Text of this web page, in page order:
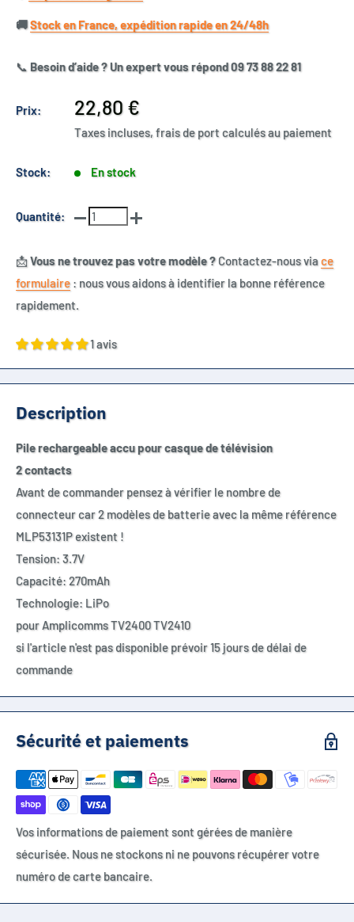
🚚​Stock en France, expédition rapide en 24/48h
📞 Besoin d’aide ? Un expert vous répond 09 73 88 22 81
Prix:
Prix
réduit
22,80 €
Taxes incluses, frais de port calculés au paiement
Stock: En stock
Quantité:
📩Vous ne trouvez pas votre modèle ?Contactez-nous viace
formulaire : nous vous aidons à identifier la bonne référence
rapidement.
1 avis
Description
Pile rechargeable accu pour casque de télévision
2 contacts
Avant de commander pensez à vérifier le nombre de
connecteur car 2 modèles de batterie avec la même référence
MLP53131P existent !
Tension: 3.7V
Capacité: 270mAh
Technologie: LiPo
pour Amplicomms TV2400 TV2410
si l'article n'est pas disponible prévoir 15 jours de délai de
commande
Sécurité et paiements
Vos informations de paiement sont gérées de manière
sécurisée. Nous ne stockons ni ne pouvons récupérer votre
numéro de carte bancaire.